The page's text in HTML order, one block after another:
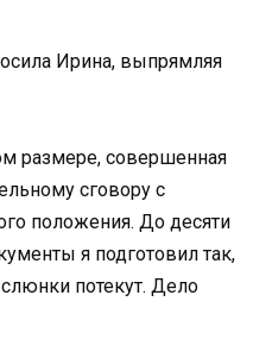
Ирина, выпрямляя
размере, совершенная
сговору с
положения. До десяти
я подготовил так,
потекут. Дело